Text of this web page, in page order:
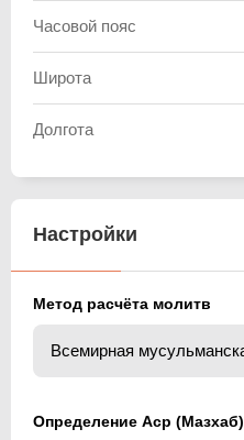
Часовой пояс
Широта
Долгота
Настройки
Метод расчёта молитв
Определение Аср (Мазхаб)